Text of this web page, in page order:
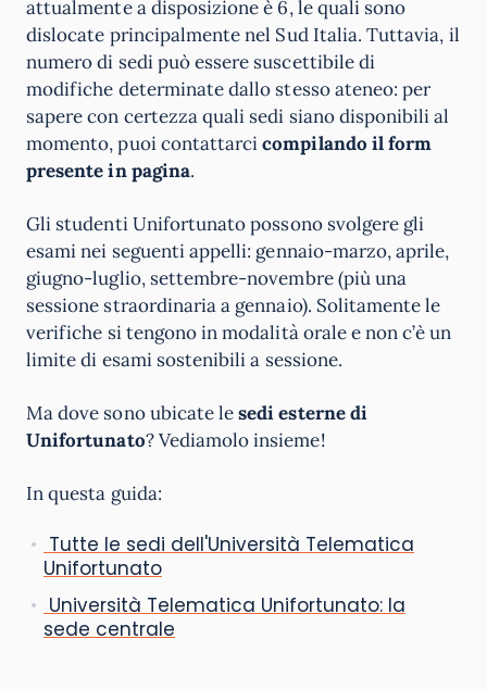
attualmente a disposizione è 6, le quali sono
dislocate principalmente nel Sud Italia. Tuttavia, il
numero di sedi può essere suscettibile di
modifiche determinate dallo stesso ateneo: per
sapere con certezza quali sedi siano disponibili al
momento, puoi contattarcicompilando il form
presente in pagina.
Gli studenti Unifortunato possono svolgere gli
esami nei seguenti appelli: gennaio-marzo, aprile,
giugno-luglio, settembre-novembre (più una
sessione straordinaria a gennaio). Solitamente le
verifiche si tengono in modalità orale e non c’è un
limite di esami sostenibili a sessione.
Ma dove sono ubicate lesedi esterne di
Unifortunato? Vediamolo insieme!
In questa guida:
Tutte le sedi dell'Università Telematica
Unifortunato
Università Telematica Unifortunato: la
sede centrale